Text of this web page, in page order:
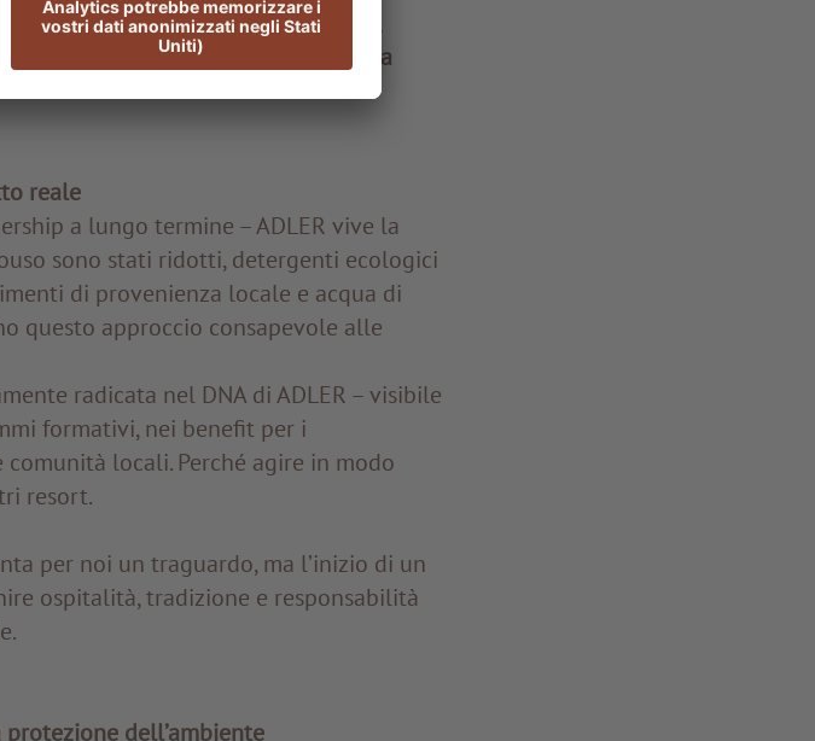
quello di ottenere punteggi perfetti,
integrale dal profondo impatto sulla
reale
a lungo termine – ADLER vive la
sono stati ridotti, detergenti ecologici
di provenienza locale e acqua di
questo approccio consapevole alle
radicata nel DNA di ADLER – visibile
formativi, nei benefit per i
locali. Perché agire in modo
resort.
per noi un traguardo, ma l’inizio di un
ospitalità, tradizione e responsabilità
dell’ambiente